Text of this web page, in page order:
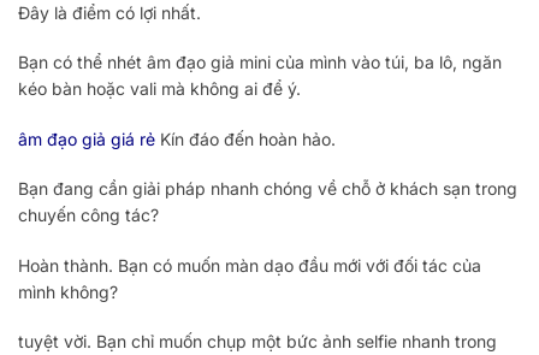
Đây là điểm có lợi nhất.
Bạn có thể nhét âm đạo giả mini của mình vào túi, ba lô, ngăn
kéo bàn hoặc vali mà không ai để ý.
âm đạo giả giá rẻ Kín đáo đến hoàn hảo.
Bạn đang cần giải pháp nhanh chóng về chỗ ở khách sạn trong
chuyến công tác?
Hoàn thành. Bạn có muốn màn dạo đầu mới với đối tác của
mình không?
tuyệt vời. Bạn chỉ muốn chụp một bức ảnh selfie nhanh trong